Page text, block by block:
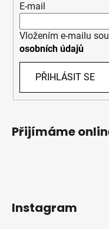
E-mail
Vložením e-mailu
osobních údajů
PŘIHLÁSIT SE
Přijímáme
Instagram